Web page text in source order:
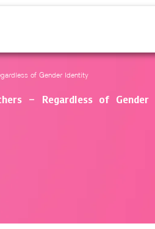
of Gender Identity
– Regardless of Gender